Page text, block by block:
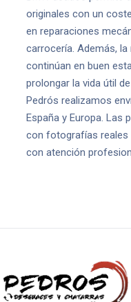
originales con un
en reparaciones
carrocería. Además,
continúan en buen
prolongar la vida útil
Pedrós realizamos
España y Europa. Las
con fotografías reales
con atención